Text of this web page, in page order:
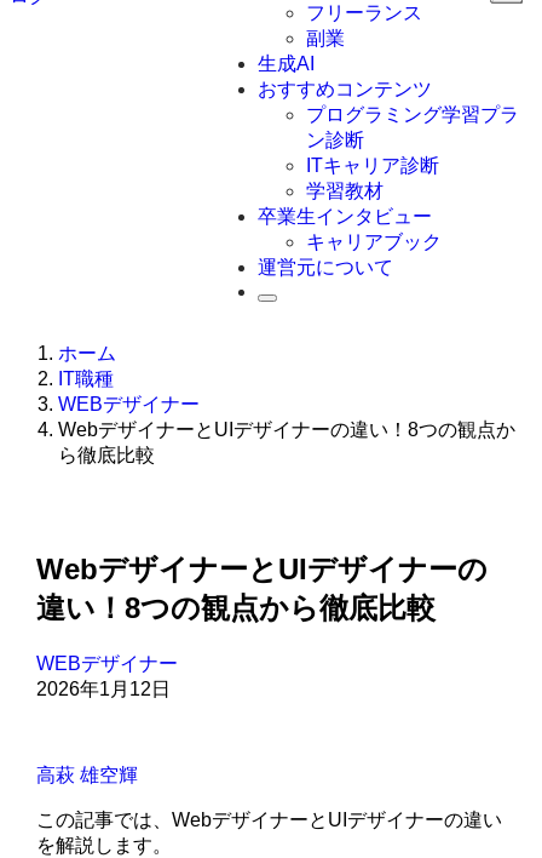
JavaScript
Swift
Ruby
フリーランス
副業
生成AI
おすすめコンテンツ
プログラミング学習プラ
ン診断
ITキャリア診断
学習教材
卒業生インタビュー
キャリアブック
運営元について
ホーム
IT職種
WEBデザイナー
WebデザイナーとUIデザイナーの違い！8つの観点か
ら徹底比較
WebデザイナーとUIデザイナーの
違い！8つの観点から徹底比較
WEBデザイナー
2026年1月12日
高萩 雄空輝
この記事では、WebデザイナーとUIデザイナーの違い
を解説します。